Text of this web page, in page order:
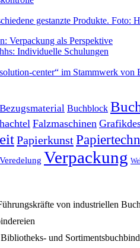
Verpackung als Perspektive
Individuelle Schulungen
Bezugsmaterial Buchblock
Falzmaschinen
Papierkunst
Veredelung Verpackung
von industriellen
und